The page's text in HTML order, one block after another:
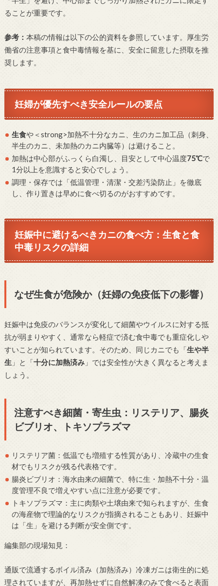
ることが重要です。
参考： 本稿の情報は以下の公的資料を参照しています。厚生労
働省の注意事項と食中毒情報を基に、安全に留意した摂取を推
奨します。
妊婦が優先すべき安全ルールの要点
生食や＜strong>加熱不十分なカニ、生のカニ加工品（刺身、
半生のカニ、未加熱のカニ内臓等）は避けること。
加熱は中心部がふっくら白濁し、目安として中心温度75℃で
1分以上を意識すると安心でしょう。
調理・保存では「低温管理・清潔・交差汚染防止」を徹底
し、作り置きは早めに食べ切るのがおすすめです。
妊娠中に避けるべきカニの食べ方：生食と食
中毒リスクの詳細
なぜ生食が危険か（妊婦の免疫低下の影響）
妊娠中は免疫のバランスが変化して細菌やウイルスに対する抵
抗が弱まりやすく、通常なら軽症で済む食中毒でも重症化しや
すいことが知られています。そのため、同じカニでも「生や半
生 」と「十分に加熱済み」では安全性が大きく異なると考えま
しょう。
注意すべき細菌・寄生虫：リステリア、腸炎
ビブリオ、トキソプラズマ
リステリア菌：低温でも増殖する性質があり、冷蔵中の生食
材でもリスクが残る代表格です。
腸炎ビブリオ：海水由来の細菌で、特に生・加熱不十分・温
度管理不良で増えやすい点に注意が必要です。
トキソプラズマ：主に肉類や土壌由来で知られますが、生食
の海産物で理論的なリスクが指摘されることもあり、妊娠中
は「生」を避ける判断が安全側です。
編集部の現場知見：
通販で流通するボイル済み（加熱済み）冷凍ガニは衛生的に処
理されていますが、再加熱せずに自然解凍のみで食べると表面